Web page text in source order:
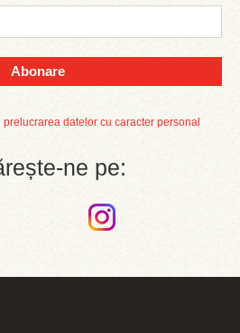
Abonare
datelor cu caracter personal
ne pe: